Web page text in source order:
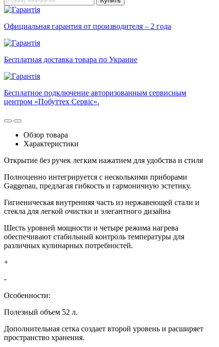
Официальная гарантия от производителя – 2 года
Бесплатная доставка товара по Украине
Бесплатное подключение авторизованным сервисным
центром «Побуттех Сервіс».
Обзор товара
Характеристики
Открытие без ручек легким нажатием для удобства и стиля
Полноценно интегрируется с несколькими приборами
Gaggenau, предлагая гибкость и гармоничную эстетику.
Гигиеническая внутренняя часть из нержавеющей стали и
стекла для легкой очистки и элегантного дизайна
Шесть уровней мощности и четыре режима нагрева
обеспечивают стабильный контроль температуры для
различных кулинарных потребностей.
+
-
Особенности:
Полезный объем 52 л.
Дополнительная сетка создает второй уровень и расширяет
пространство хранения.